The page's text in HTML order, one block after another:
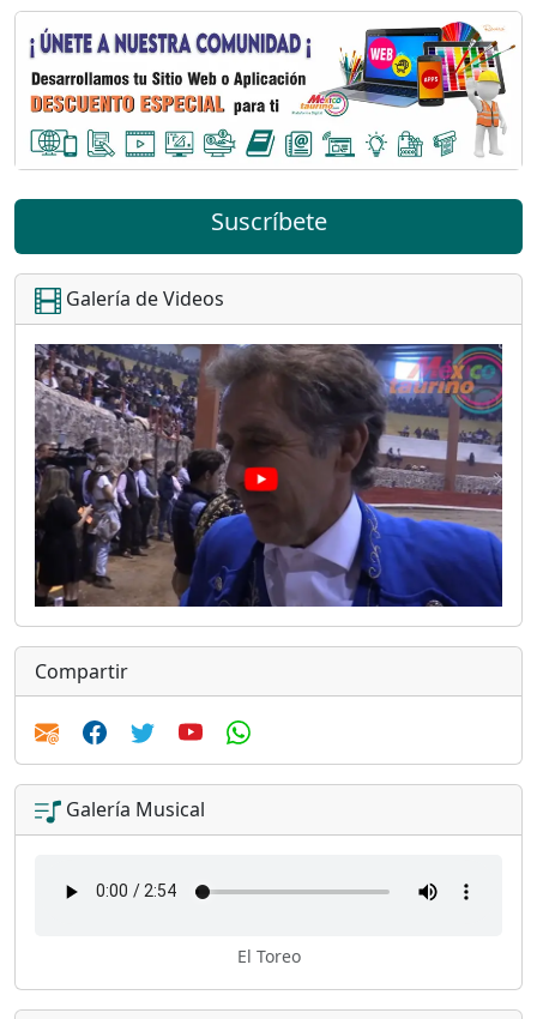
Suscríbete
Galería de Videos
Compartir
Galería Musical
El Toreo